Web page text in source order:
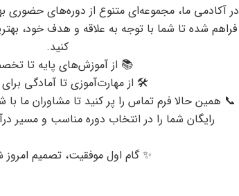
در آکادمی ما، مجموعه‌ای متنوع از دوره‌های حضوری
فراهم شده تا شما با توجه به علاقه و هدف خود،
کنید.
📚 از آموزش‌های پایه تا
🛠 از مهارت‌آموزی تا آمادگی برای
📞 همین حالا فرم تماس را پر کنید تا مشاوران ما
رایگان شما را در انتخاب دوره مناسب و مسیر
✨ گام اول موفقیت، تصمیم